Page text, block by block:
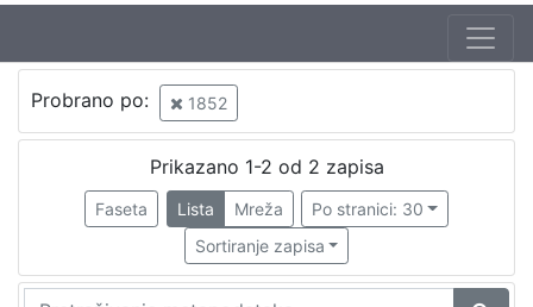
Probrano po: 1852
Prikazano 1-2 od 2 zapisa
Faseta Lista Mreža
Po stranici: 30
Sortiranje zapisa